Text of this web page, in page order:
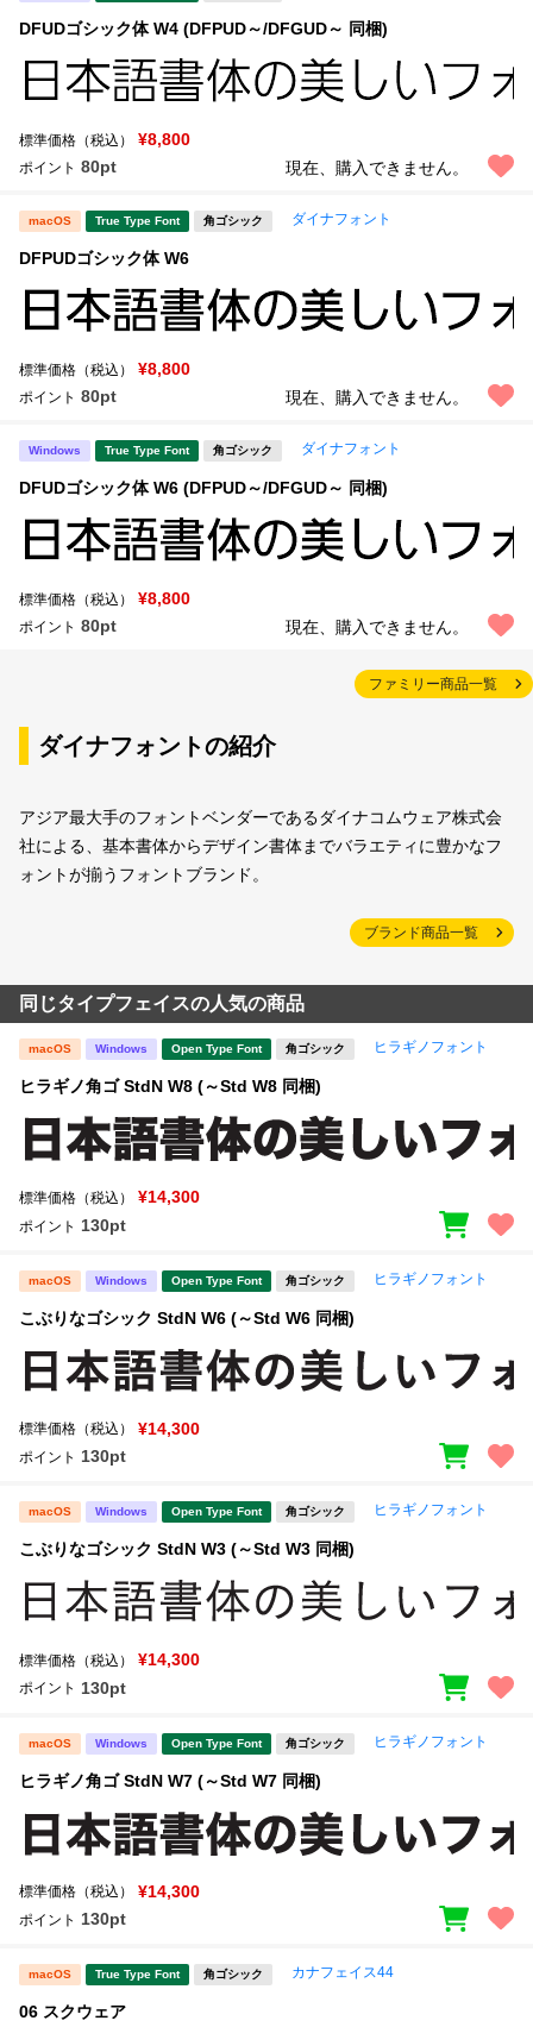
DFUDゴシック体 W4 (DFPUD～/DFGUD～ 同梱)
標準価格（税込） ¥8,800
ポイント 80pt 現在、購入できません。
macOS True Type Font 角ゴシック ダイナフォント
DFPUDゴシック体 W6
標準価格（税込） ¥8,800
ポイント 80pt 現在、購入できません。
Windows True Type Font 角ゴシック ダイナフォント
DFUDゴシック体 W6 (DFPUD～/DFGUD～ 同梱)
標準価格（税込） ¥8,800
ポイント 80pt 現在、購入できません。
ファミリー商品一覧
ダイナフォントの紹介
アジア最大手のフォントベンダーであるダイナコムウェア株式会
社による、基本書体からデザイン書体までバラエティに豊かなフ
ォントが揃うフォントブランド。
ブランド商品一覧
同じタイプフェイスの人気の商品
macOS Windows Open Type Font 角ゴシック ヒラギノフォント
ヒラギノ角ゴ StdN W8 (～Std W8 同梱)
標準価格（税込） ¥14,300
ポイント 130pt
macOS Windows Open Type Font 角ゴシック ヒラギノフォント
こぶりなゴシック StdN W6 (～Std W6 同梱)
標準価格（税込） ¥14,300
ポイント 130pt
macOS Windows Open Type Font 角ゴシック ヒラギノフォント
こぶりなゴシック StdN W3 (～Std W3 同梱)
標準価格（税込） ¥14,300
ポイント 130pt
macOS Windows Open Type Font 角ゴシック ヒラギノフォント
ヒラギノ角ゴ StdN W7 (～Std W7 同梱)
標準価格（税込） ¥14,300
ポイント 130pt
macOS True Type Font 角ゴシック カナフェイス44
06 スクウェア